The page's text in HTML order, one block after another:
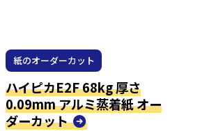
紙のオーダーカット
ハイピカE2F 68kg 厚さ
0.09mm アルミ蒸着紙 オー
ダーカット